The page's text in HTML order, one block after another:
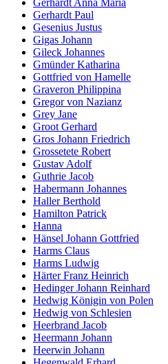
Gerhardt Anna Maria
Gerhardt Paul
Gesenius Justus
Gigas Johann
Gileck Johannes
Gmünder Katharina
Gottfried von Hamelle
Graveron Philippina
Gregor von Nazianz
Grey Jane
Groot Gerhard
Gros Johann Friedrich
Grossetete Robert
Gustav Adolf
Guthrie Jacob
Habermann Johannes
Haller Berthold
Hamilton Patrick
Hanna
Hänsel Johann Gottfried
Harms Claus
Harms Ludwig
Härter Franz Heinrich
Hedinger Johann Reinhard
Hedwig Königin von Polen
Hedwig von Schlesien
Heerbrand Jacob
Heermann Johann
Heerwin Johann